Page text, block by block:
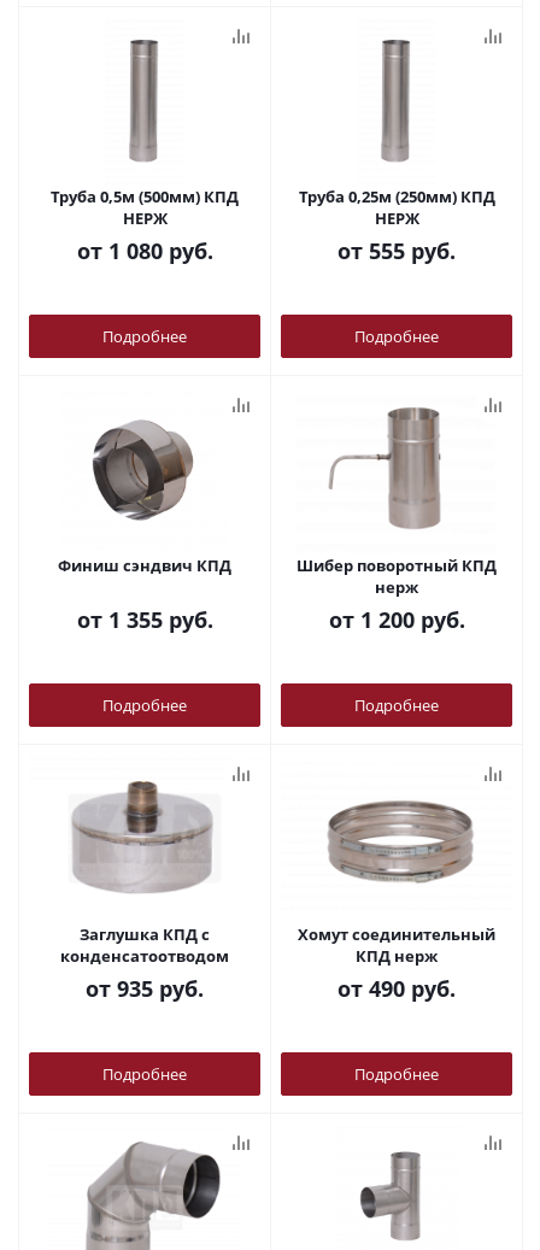
Труба 0,5м (500мм) КПД
НЕРЖ
от 1 080 руб.
Подробнее
Труба 0,25м (250мм) КПД
НЕРЖ
от 555 руб.
Подробнее
Финиш сэндвич КПД
от 1 355 руб.
Подробнее
Шибер поворотный КПД
нерж
от 1 200 руб.
Подробнее
Заглушка КПД с
конденсатоотводом
от 935 руб.
Подробнее
Хомут соединительный
КПД нерж
от 490 руб.
Подробнее